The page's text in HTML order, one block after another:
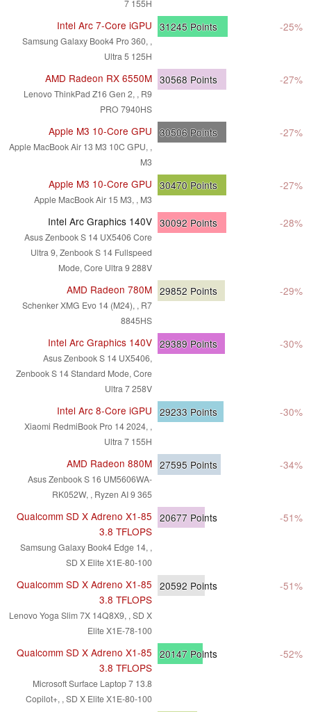
7 155H
Intel Arc 7-Core iGPU
Samsung Galaxy Book4 Pro 360, ,
Ultra 5 125H
31245 Points -25%
AMD Radeon RX 6550M
Lenovo ThinkPad Z16 Gen 2, , R9
PRO 7940HS
30568 Points -27%
Apple M3 10-Core GPU
Apple MacBook Air 13 M3 10C GPU, ,
M3
30506 Points -27%
Apple M3 10-Core GPU
Apple MacBook Air 15 M3, , M3
30470 Points -27%
Intel Arc Graphics 140V
Asus Zenbook S 14 UX5406 Core
Ultra 9, Zenbook S 14 Fullspeed
Mode, Core Ultra 9 288V
30092 Points -28%
AMD Radeon 780M
Schenker XMG Evo 14 (M24), , R7
8845HS
29852 Points -29%
Intel Arc Graphics 140V
Asus Zenbook S 14 UX5406,
Zenbook S 14 Standard Mode, Core
Ultra 7 258V
29389 Points -30%
Intel Arc 8-Core iGPU
Xiaomi RedmiBook Pro 14 2024, ,
Ultra 7 155H
29233 Points -30%
AMD Radeon 880M
Asus Zenbook S 16 UM5606WA-
RK052W, , Ryzen AI 9 365
27595 Points -34%
Qualcomm SD X Adreno X1-85
3.8 TFLOPS
Samsung Galaxy Book4 Edge 14, ,
SD X Elite X1E-80-100
20677 Points -51%
Qualcomm SD X Adreno X1-85
3.8 TFLOPS
Lenovo Yoga Slim 7X 14Q8X9, , SD X
Elite X1E-78-100
20592 Points -51%
Qualcomm SD X Adreno X1-85
3.8 TFLOPS
Microsoft Surface Laptop 7 13.8
Copilot+, , SD X Elite X1E-80-100
20147 Points -52%